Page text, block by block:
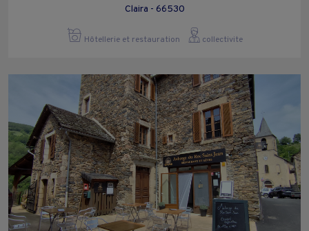
Claira - 66530
Hôtellerie et restauration collectivite